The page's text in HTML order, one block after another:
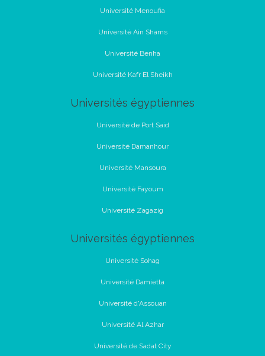
Université Menoufia
Université Ain Shams
Université Benha
Université Kafr El Sheikh
Universités égyptiennes
Université de Port Said
Université Damanhour
Université Mansoura
Université Fayoum
Université Zagazig
Universités égyptiennes
Université Sohag
Université Damietta
Université d'Assouan
Université Al Azhar
Université de Sadat City